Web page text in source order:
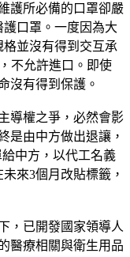
護所必備的口罩卻嚴
口罩。一度因為大
並沒有得到交互承
不允許進口。即使
沒有得到保護。
導權之爭，必然會影
是由中方做出退讓，
中方，以代工名義
來3個月改貼標籤，
，已開發國家領導人
醫療相關與衛生用品